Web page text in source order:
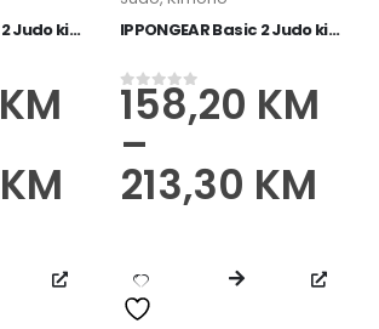
IPPONGEAR Basic 2 Judo kimono bijeli
KM
KM
IPPONGEAR Basic 2 Judo kimono plavi
0 od 5
158,20 KM
–
213,30 KM